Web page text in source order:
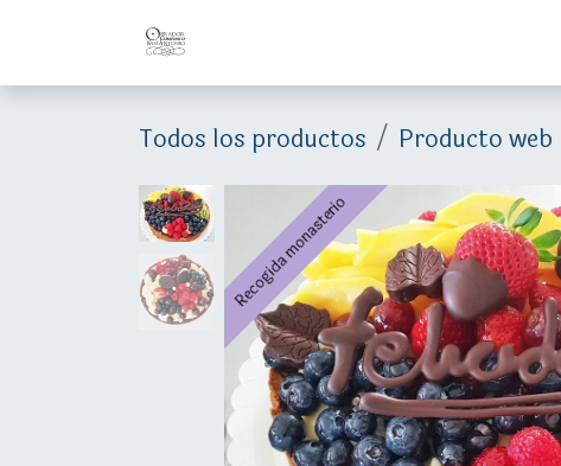
Todos los productos Producto web
Recogida monasterio
Recogida monasterio